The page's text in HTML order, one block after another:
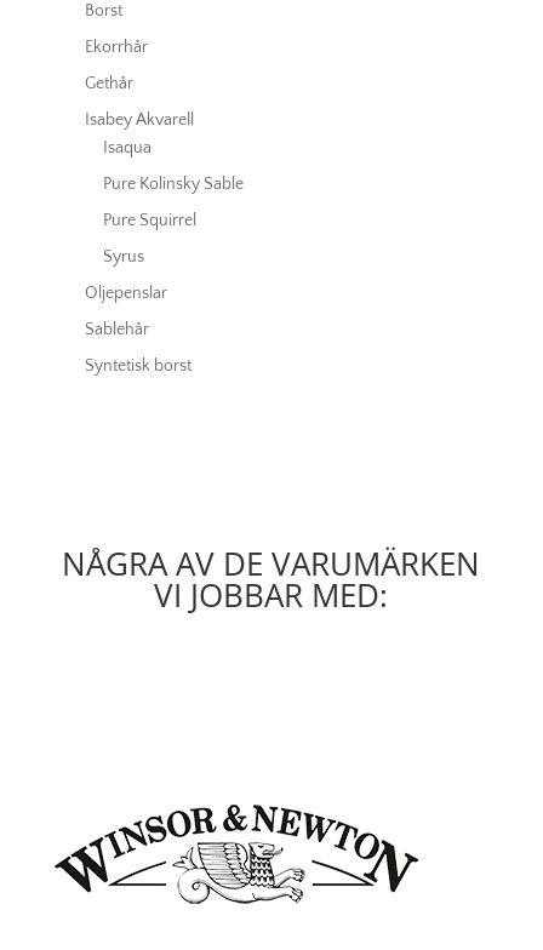
Borst
Ekorrhår
Gethår
Isabey Akvarell
Isaqua
Pure Kolinsky Sable
Pure Squirrel
Syrus
Oljepenslar
Sablehår
Syntetisk borst
NÅGRA AV DE VARUMÄRKEN
VI JOBBAR MED: